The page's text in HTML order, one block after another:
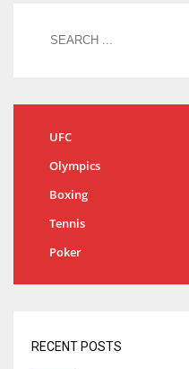
UFC
Olympics
Boxing
Tennis
Poker
RECENT POSTS